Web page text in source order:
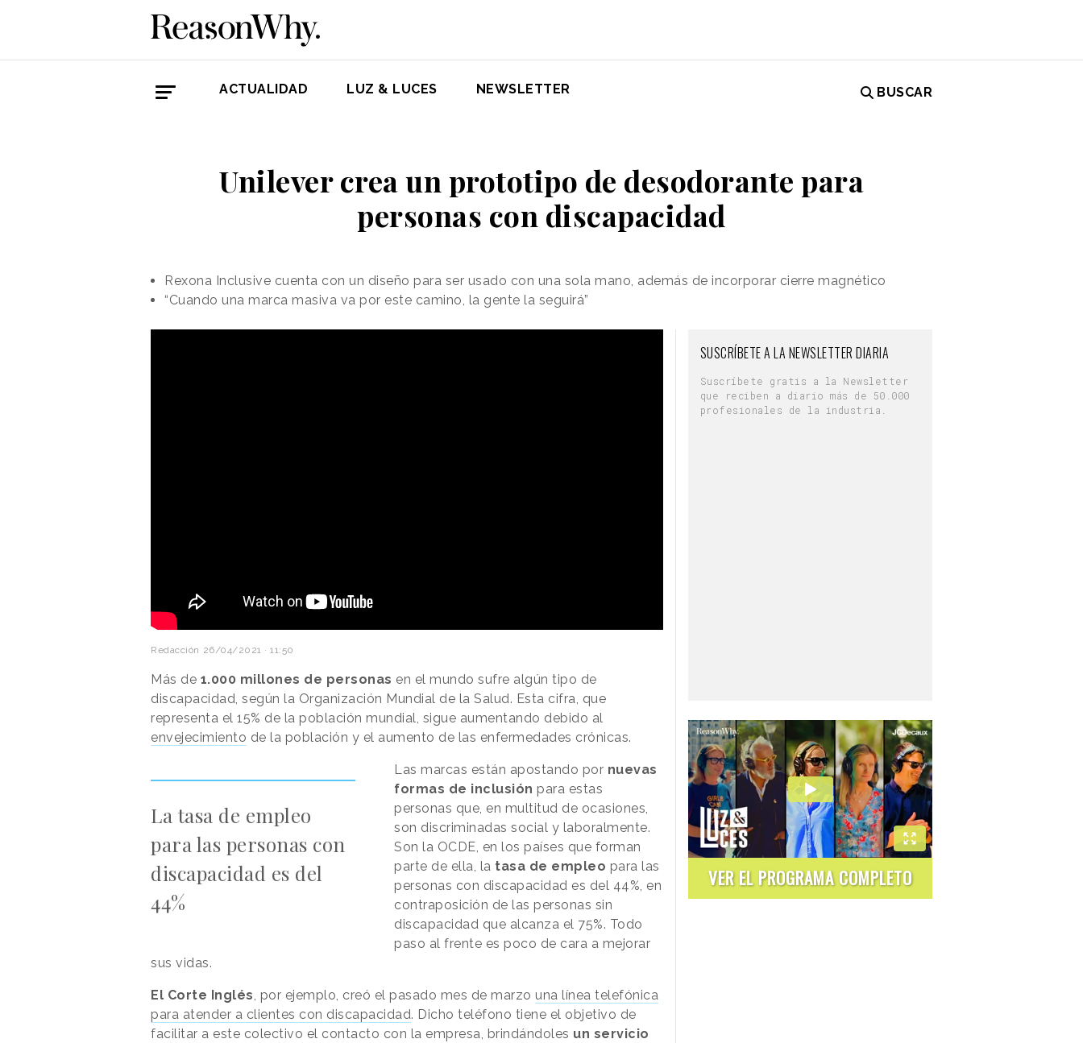
ACTUALIDAD LUZ & LUCES NEWSLETTER BUSCAR
Unilever crea un prototipo de desodorante para
personas con discapacidad
Rexona Inclusive cuenta con un diseño para ser usado con una sola mano, además de incorporar cierre magnético
“Cuando una marca masiva va por este camino, la gente la seguirá”
Redacción 26/04/2021 · 11:50
Más de 1.000 millones de personas en el mundo sufre algún tipo de
discapacidad, según la Organización Mundial de la Salud. Esta cifra, que
representa el 15% de la población mundial, sigue aumentando debido al
envejecimiento de la población y el aumento de las enfermedades crónicas.
La tasa de empleo
para las personas con
discapacidad es del
44%
Las marcas están apostando por nuevas
formas de inclusión para estas
personas que, en multitud de ocasiones,
son discriminadas social y laboralmente.
Son la OCDE, en los países que forman
parte de ella, la tasa de empleo para las
personas con discapacidad es del 44%, en
contraposición de las personas sin
discapacidad que alcanza el 75%. Todo
paso al frente es poco de cara a mejorar
sus vidas.
El Corte Inglés, por ejemplo, creó el pasado mes de marzo una línea telefónica
para atender a clientes con discapacidad. Dicho teléfono tiene el objetivo de
facilitar a este colectivo el contacto con la empresa, brindándoles un servicio
SUSCRÍBETE A LA NEWSLETTER DIARIA
Suscríbete gratis a la Newsletter
que reciben a diario más de 50.000
profesionales de la industria.
VER EL PROGRAMA COMPLETO